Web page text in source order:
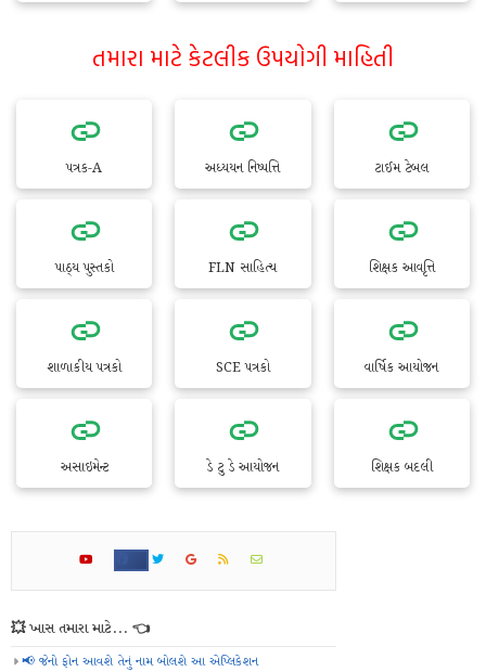
તમારા માટે કેટલીક ઉપયોગી માહિતી
પત્રક-A અધ્યયન નિષ્પત્તિ ટાઈમ ટેબલ
પાઠ્ય પુસ્તકો FLN સાહિત્ય શિક્ષક આવૃત્તિ
શાળાકીય પત્રકો SCE પત્રકો વાર્ષિક આયોજન
અસાઇમેન્ટ ડે ટુ ડે આયોજન શિક્ષક બદલી
💥 ખાસ તમારા માટે... 👈
📢 જેનો ફોન આવશે તેનું નામ બોલશે આ એપ્લિકેશન